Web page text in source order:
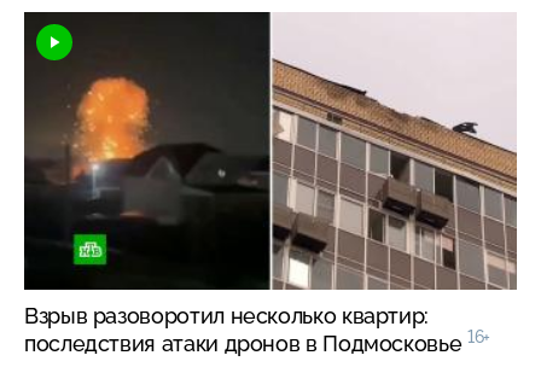
Взрыв разоворотил несколько квартир:
последствия атаки дронов в Подмосковье 16+